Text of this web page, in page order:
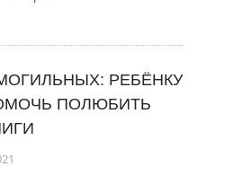
РЕБЁНКУ
ПОЛЮБИТЬ